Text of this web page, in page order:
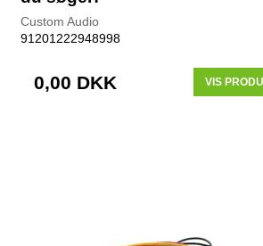
Custom Audio
91201222948998
0,00 DKK VIS